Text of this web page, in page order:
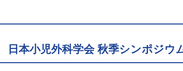
本小児外科学会 秋季シンポジウ